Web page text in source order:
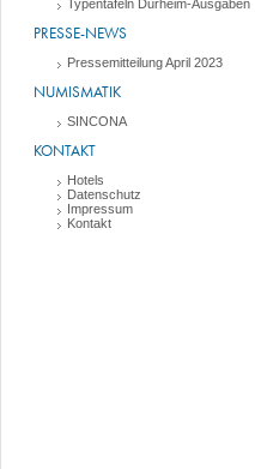
Typentafeln Durheim-Ausgaben
PRESSE-NEWS
Pressemitteilung April 2023
NUMISMATIK
SINCONA
KONTAKT
Hotels
Datenschutz
Impressum
Kontakt